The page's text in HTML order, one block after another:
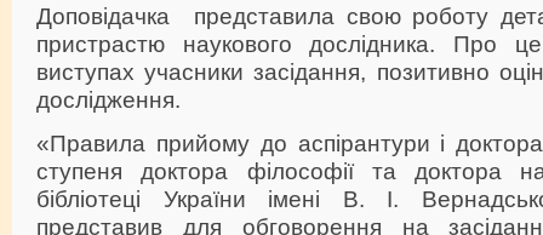
Доповідачка представила свою роботу
пристрастю наукового дослідника. Про
виступах учасники засідання, позитивно
дослідження.
«Правила прийому до аспірантури і
ступеня доктора філософії та доктора
бібліотеці України імені В. І.
представив для обговорення на